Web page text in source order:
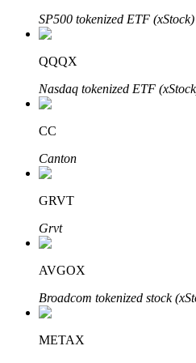
Lån
Kryptostödd lånetjänst
SP500 tokenized ETF (xStock)
QQQX
Nasdaq tokenized ETF
CC
Canton
GRVT
Grvt
AVGOX
Broadcom tokenized stock
METAX